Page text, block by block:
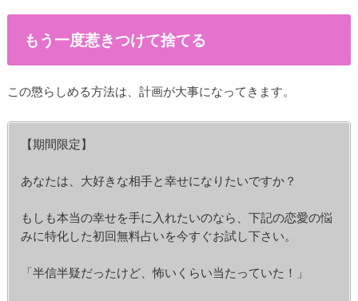
もう一度惹きつけて捨てる
この懲らしめる方法は、計画が大事になってきます。
【期間限定】
あなたは、大好きな相手と幸せになりたいですか？
もしも本当の幸せを手に入れたいのなら、下記の恋愛の悩
みに特化した初回無料占いを今すぐお試し下さい。
「半信半疑だったけど、怖いくらい当たっていた！」